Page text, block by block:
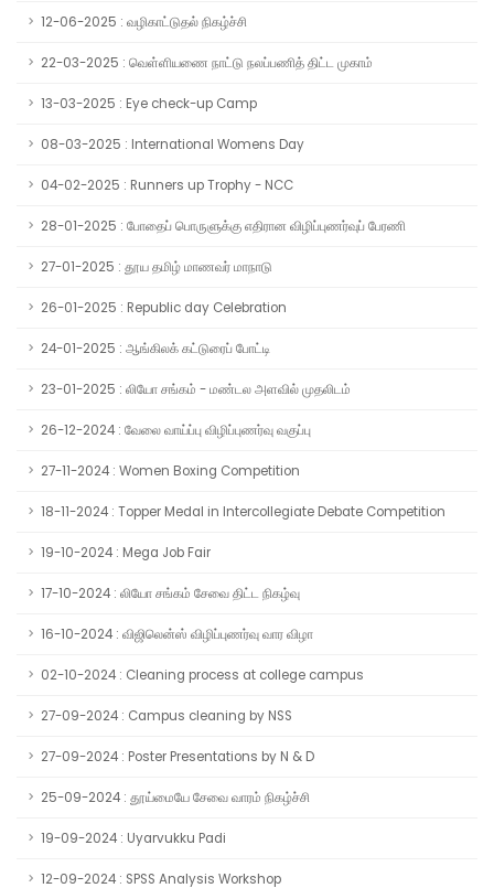
12-06-2025 : வழிகாட்டுதல் நிகழ்ச்சி
22-03-2025 : வெள்ளியணை நாட்டு நலப்பணித் திட்ட முகாம்
13-03-2025 : Eye check-up Camp
08-03-2025 : International Womens Day
04-02-2025 : Runners up Trophy - NCC
28-01-2025 : போதைப் பொருளுக்கு எதிரான விழிப்புணர்வுப் பேரணி
27-01-2025 : தூய தமிழ் மாணவர் மாநாடு
26-01-2025 : Republic day Celebration
24-01-2025 : ஆங்கிலக் கட்டுரைப் போட்டி
23-01-2025 : லியோ சங்கம் - மண்டல அளவில் முதலிடம்
26-12-2024 : வேலை வாய்ப்பு விழிப்புணர்வு வகுப்பு
27-11-2024 : Women Boxing Competition
18-11-2024 : Topper Medal in Intercollegiate Debate Competition
19-10-2024 : Mega Job Fair
17-10-2024 : லியோ சங்கம் சேவை திட்ட நிகழ்வு
16-10-2024 : விஜிலென்ஸ் விழிப்புணர்வு வார விழா
02-10-2024 : Cleaning process at college campus
27-09-2024 : Campus cleaning by NSS
27-09-2024 : Poster Presentations by N & D
25-09-2024 : தூய்மையே சேவை வாரம் நிகழ்ச்சி
19-09-2024 : Uyarvukku Padi
12-09-2024 : SPSS Analysis Workshop